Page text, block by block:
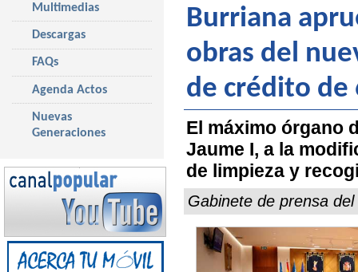
Burriana
obras del
de crédito de
El máximo órgano
Jaume I, a la
de limpieza y
Gabinete de prensa
Multimedias
Descargas
FAQs
Agenda Actos
Nuevas
Generaciones